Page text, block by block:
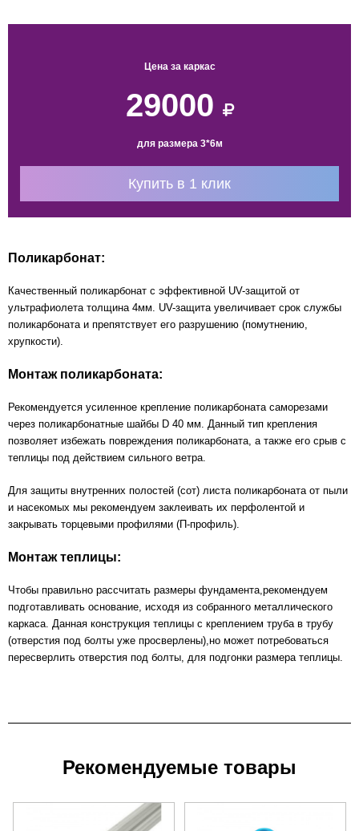
Цена за каркас
29000
для размера 3*6м
Купить в 1 клик
Поликарбонат:
Качественный поликарбонат с эффективной UV-защитой от
ультрафиолета толщина 4мм. UV-защита увеличивает срок службы
поликарбоната и препятствует его разрушению (помутнению,
хрупкости).
Монтаж поликарбоната:
Рекомендуется усиленное крепление поликарбоната саморезами
через поликарбонатные шайбы D 40 мм. Данный тип крепления
позволяет избежать повреждения поликарбоната, а также его срыв с
теплицы под действием сильного ветра.
Для защиты внутренних полостей (сот) листа поликарбоната от пыли
и насекомых мы рекомендуем заклеивать их перфолентой и
закрывать торцевыми профилями (П-профиль).
Монтаж теплицы:
Чтобы правильно рассчитать размеры фундамента,рекомендуем
подготавливать основание, исходя из собранного металлического
каркаса. Данная конструкция теплицы с креплением труба в трубу
(отверстия под болты уже просверлены),но может потребоваться
пересверлить отверстия под болты, для подгонки размера теплицы.
Рекомендуемые товары